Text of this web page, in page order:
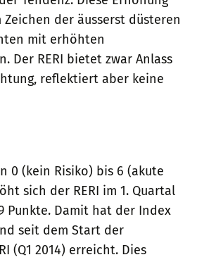
der äusserst düsteren
mit erhöhten
Der RERI bietet zwar Anlass
reflektiert aber keine
0 (kein Risiko) bis 6 (akute
sich der RERI im 1. Quartal
Punkte. Damit hat der Index
seit dem Start der
(Q1 2014) erreicht. Dies